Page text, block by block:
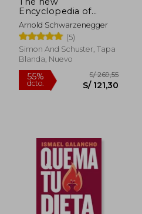
dcto. S/ 65,49
Encyclopedia of
Modern Bodybuilding
(en Inglés)
Arnold Schwarzenegger
(5)
Simon And Schuster, Tapa
Blanda, Nuevo